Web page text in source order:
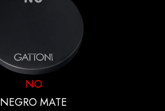
NO
NEGRO MATE